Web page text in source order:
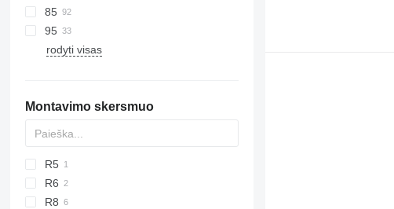
85
95
rodyti visas
Montavimo skersmuo
R5
R6
R8